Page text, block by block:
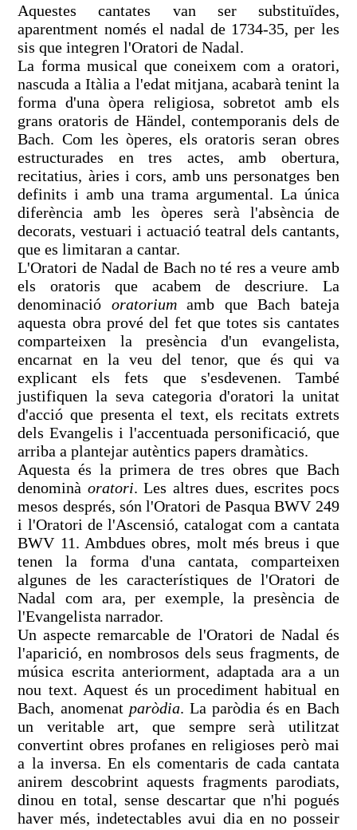
Aquestes cantates van ser substituïdes,
aparentment només el nadal de 1734-35, per les
sis que integren l'Oratori de Nadal.
La forma musical que coneixem com a oratori,
nascuda a Itàlia a l'edat mitjana, acabarà tenint la
forma d'una òpera religiosa, sobretot amb els
grans oratoris de Händel, contemporanis dels de
Bach. Com les òperes, els oratoris seran obres
estructurades en tres actes, amb obertura,
recitatius, àries i cors, amb uns personatges ben
definits i amb una trama argumental. La única
diferència amb les òperes serà l'absència de
decorats, vestuari i actuació teatral dels cantants,
que es limitaran a cantar.
L'Oratori de Nadal de Bach no té res a veure amb
els oratoris que acabem de descriure. La
denominació oratoriumamb que Bach bateja
aquesta obra prové del fet que totes sis cantates
comparteixen la presència d'un evangelista,
encarnat en la veu del tenor, que és qui va
explicant els fets que s'esdevenen. També
justifiquen la seva categoria d'oratori la unitat
d'acció que presenta el text, els recitats extrets
dels Evangelis i l'accentuada personificació, que
arriba a plantejar autèntics papers dramàtics.
Aquesta és la primera de tres obres que Bach
denominà oratori. Les altres dues, escrites pocs
mesos després, són l'Oratori de Pasqua BWV 249
i l'Oratori de l'Ascensió, catalogat com a cantata
BWV 11. Ambdues obres, molt més breus i que
tenen la forma d'una cantata, comparteixen
algunes de les característiques de l'Oratori de
Nadal com ara, per exemple, la presència de
l'Evangelista narrador.
Un aspecte remarcable de l'Oratori de Nadal és
l'aparició, en nombrosos dels seus fragments, de
música escrita anteriorment, adaptada ara a un
nou text. Aquest és un procediment habitual en
Bach, anomenat paròdia. La paròdia és en Bach
un veritable art, que sempre serà utilitzat
convertint obres profanes en religioses però mai
a la inversa. En els comentaris de cada cantata
anirem descobrint aquests fragments parodiats,
dinou en total, sense descartar que n'hi pogués
haver més, indetectables avui dia en no posseir